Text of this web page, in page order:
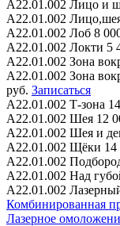
А22.01.002 Лицо и
А22.01.002 Лицо,шея
А22.01.002 Лоб 8
А22.01.002 Локти 5
А22.01.002 Зона
А22.01.002 Зона
руб. Записаться
А22.01.002 Т-зона
А22.01.002 Шея 12
А22.01.002 Шея и
А22.01.002 Щёки 14
А22.01.002
А22.01.002 Над
А22.01.002
Комбинированная
Лазерное